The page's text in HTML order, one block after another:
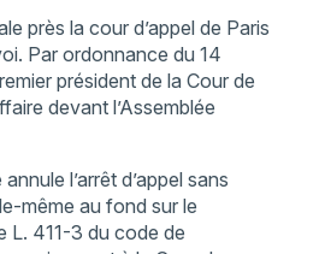
près la cour d’appel de Paris
Par ordonnance du 14
président de la Cour de
devant l’Assemblée
l’arrêt d’appel sans
même au fond sur le
L. 411-3 du code de